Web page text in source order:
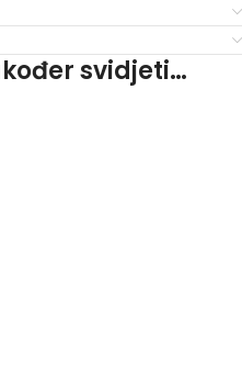
svidjeti…